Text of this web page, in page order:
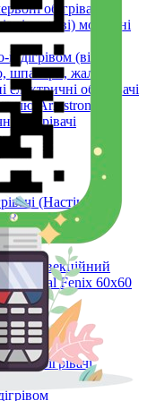
обігрівачі
підлогові) мобільні
(вікон,
шпалери, жалюзі)
обігрівачі
Armstrong)
обігрівачі
(Настінні,
конвекційний
Fenix 60x60
обігрівачі